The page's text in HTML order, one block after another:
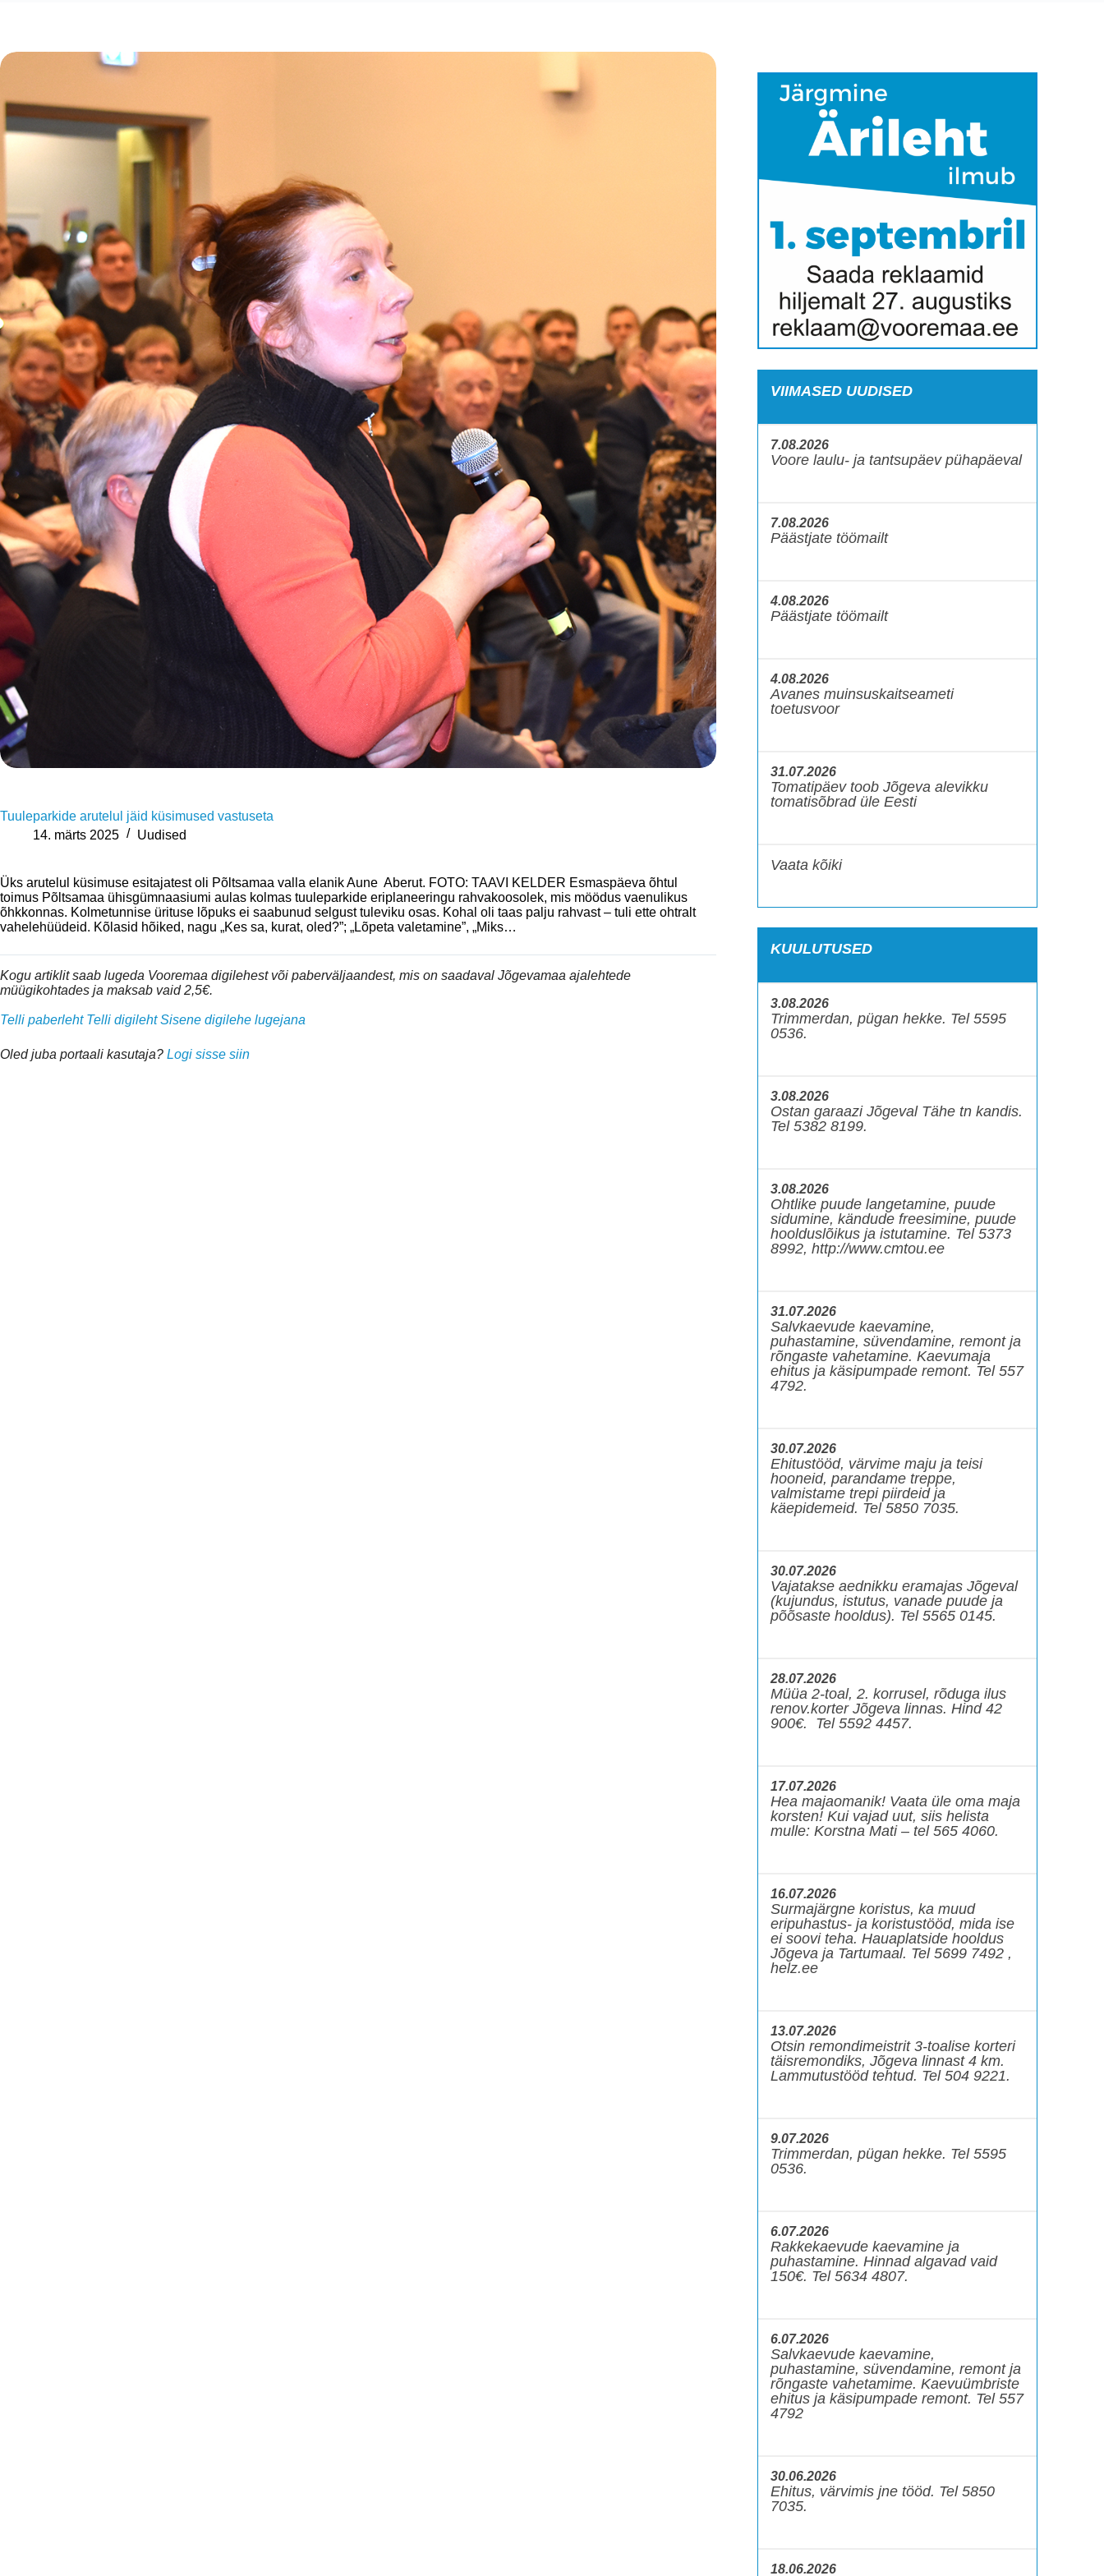
Tuuleparkide arutelul jäid küsimused vastuseta
14. märts 2025
Uudised
Üks arutelul küsimuse esitajatest oli Põltsamaa valla elanik Aune Aberut. FOTO: TAAVI KELDER Esmaspäeva õhtul
toimus Põltsamaa ühisgümnaasiumi aulas kolmas tuuleparkide eriplaneeringu rahvakoosolek, mis möödus vaenulikus
õhkkonnas. Kolmetunnise ürituse lõpuks ei saabunud selgust tuleviku osas. Kohal oli taas palju rahvast – tuli ette ohtralt
vahelehüüdeid. Kõlasid hõiked, nagu „Kes sa, kurat, oled?”; „Lõpeta valetamine”, „Miks…
Kogu artiklit saab lugeda Vooremaa digilehest või paberväljaandest, mis on saadaval Jõgevamaa ajalehtede
müügikohtades ja maksab vaid 2,5€.
Telli paberleht Telli digilehtSisene digilehe lugejana
Oled juba portaali kasutaja? Logi sisse siin
VIIMASED UUDISED
7.08.2026
Voore laulu- ja tantsupäev pühapäeval
7.08.2026
Päästjate töömailt
4.08.2026
Päästjate töömailt
4.08.2026
Avanes muinsuskaitseameti
toetusvoor
31.07.2026
Tomatipäev toob Jõgeva alevikku
tomatisõbrad üle Eesti
Vaata kõiki
KUULUTUSED
3.08.2026
Trimmerdan, pügan hekke. Tel 5595
0536.
3.08.2026
Ostan garaazi Jõgeval Tähe tn kandis.
Tel 5382 8199.
3.08.2026
Ohtlike puude langetamine, puude
sidumine, kändude freesimine, puude
hoolduslõikus ja istutamine. Tel 5373
8992, http://www.cmtou.ee
31.07.2026
Salvkaevude kaevamine,
puhastamine, süvendamine, remont ja
rõngaste vahetamine. Kaevumaja
ehitus ja käsipumpade remont. Tel 557
4792.
30.07.2026
Ehitustööd, värvime maju ja teisi
hooneid, parandame treppe,
valmistame trepi piirdeid ja
käepidemeid. Tel 5850 7035.
30.07.2026
Vajatakse aednikku eramajas Jõgeval
(kujundus, istutus, vanade puude ja
põõsaste hooldus). Tel 5565 0145.
28.07.2026
Müüa 2-toal, 2. korrusel, rõduga ilus
renov.korter Jõgeva linnas. Hind 42
900€. Tel 5592 4457.
17.07.2026
Hea majaomanik! Vaata üle oma maja
korsten! Kui vajad uut, siis helista
mulle: Korstna Mati – tel 565 4060.
16.07.2026
Surmajärgne koristus, ka muud
eripuhastus- ja koristustööd, mida ise
ei soovi teha. Hauaplatside hooldus
Jõgeva ja Tartumaal. Tel 5699 7492 ,
helz.ee
13.07.2026
Otsin remondimeistrit 3-toalise korteri
täisremondiks, Jõgeva linnast 4 km.
Lammutustööd tehtud. Tel 504 9221.
9.07.2026
Trimmerdan, pügan hekke. Tel 5595
0536.
6.07.2026
Rakkekaevude kaevamine ja
puhastamine. Hinnad algavad vaid
150€. Tel 5634 4807.
6.07.2026
Salvkaevude kaevamine,
puhastamine, süvendamine, remont ja
rõngaste vahetamime. Kaevuümbriste
ehitus ja käsipumpade remont. Tel 557
4792
30.06.2026
Ehitus, värvimis jne tööd. Tel 5850
7035.
18.06.2026